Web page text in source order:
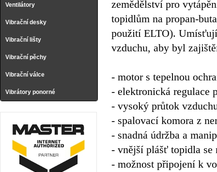
Ventilátory
Vibrační desky
Vibrační lišty
Vibrační pěchy
Vibrační válce
Vibrátory ponorné
zemědělství pro
topidlům na propan-
použití ELTO).
vzduchu, aby byl
- motor s tepelnou
- elektronická regulace
- vysoký průtok
- spalovací komora z
- snadná údržba a
- vnější plášť topidla se
- možnost připojení k